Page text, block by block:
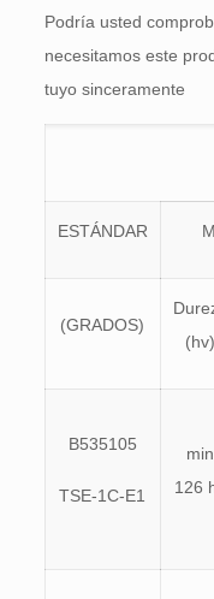
Podría usted
necesitamos este
tuyo sinceramente
ESTÁNDAR
(GRADOS)
(hv)
B535105
TSE-1C-E1
min
126